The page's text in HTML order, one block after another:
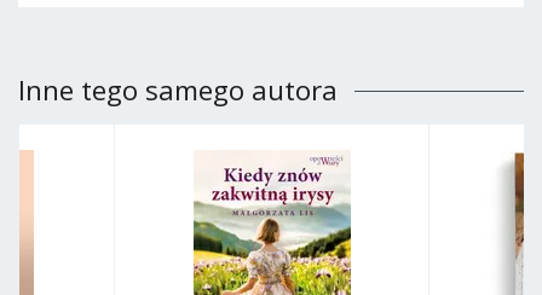
Inne tego samego autora